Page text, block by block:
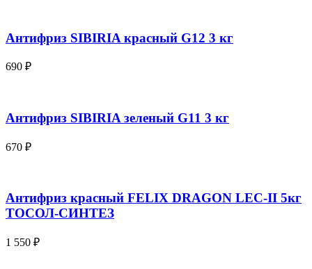
Антифриз SIBIRIA красный G12 3 кг
690 ₽
Антифриз SIBIRIA зеленый G11 3 кг
670 ₽
Антифриз красный FELIX DRAGON LEC-II 5кг
ТОСОЛ-СИНТЕЗ
1 550 ₽